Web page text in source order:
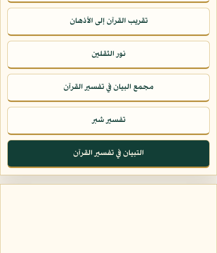
تقريب القرآن إلى الأذهان
نور الثقلين
مجمع البيان في تفسير القرآن
تفسير شبر
التبيان في تفسير القرآن